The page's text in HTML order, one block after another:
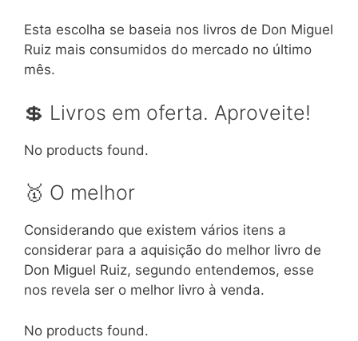
Esta escolha se baseia nos livros de Don Miguel
Ruiz mais consumidos do mercado no último
mês.
💲 Livros em oferta. Aproveite!
No products found.
🥇 O melhor
Considerando que existem vários itens a
considerar para a aquisição do melhor livro de
Don Miguel Ruiz, segundo entendemos, esse
nos revela ser o melhor livro à venda.
No products found.